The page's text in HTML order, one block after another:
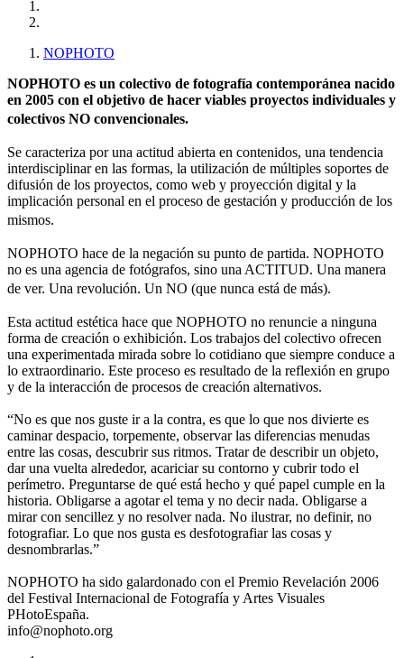
NOPHOTO
NOPHOTO es un colectivo de fotografía contemporánea nacido
en 2005 con el objetivo de hacer viables proyectos individuales y
colectivos NO convencionales.
Se caracteriza por una actitud abierta en contenidos, una tendencia
interdisciplinar en las formas, la utilización de múltiples soportes de
difusión de los proyectos, como web y proyección digital y la
implicación personal en el proceso de gestación y producción de los
mismos.
NOPHOTO hace de la negación su punto de partida. NOPHOTO
no es una agencia de fotógrafos, sino una ACTITUD. Una manera
de ver. Una revolución. Un NO (que nunca está de más).
Esta actitud estética hace que NOPHOTO no renuncie a ninguna
forma de creación o exhibición. Los trabajos del colectivo ofrecen
una experimentada mirada sobre lo cotidiano que siempre conduce a
lo extraordinario. Este proceso es resultado de la reflexión en grupo
y de la interacción de procesos de creación alternativos.
“No es que nos guste ir a la contra, es que lo que nos divierte es
caminar despacio, torpemente, observar las diferencias menudas
entre las cosas, descubrir sus ritmos. Tratar de describir un objeto,
dar una vuelta alrededor, acariciar su contorno y cubrir todo el
perímetro. Preguntarse de qué está hecho y qué papel cumple en la
historia. Obligarse a agotar el tema y no decir nada. Obligarse a
mirar con sencillez y no resolver nada. No ilustrar, no definir, no
fotografiar. Lo que nos gusta es desfotografiar las cosas y
desnombrarlas.”
NOPHOTO ha sido galardonado con el Premio Revelación 2006
del Festival Internacional de Fotografía y Artes Visuales
PHotoEspaña.
info@nophoto.org